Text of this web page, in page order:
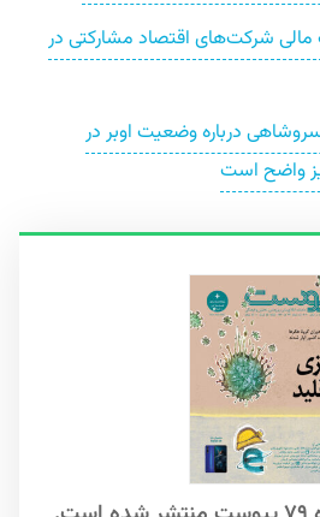
شرکت‌های اقتصاد مشارکتی در
درباره وضعیت اوبر در
واضح است